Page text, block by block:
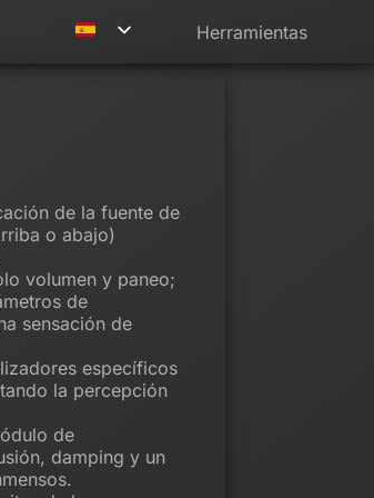
Herramientas
de la fuente de
o abajo)
volumen y paneo;
de
sensación de
específicos
la percepción
de
damping y un